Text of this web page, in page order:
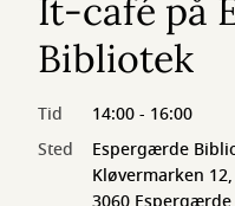
It-café på
Bibliotek
Tid
14:00 - 16:00
Sted
Espergærde
Kløvermarken 12,